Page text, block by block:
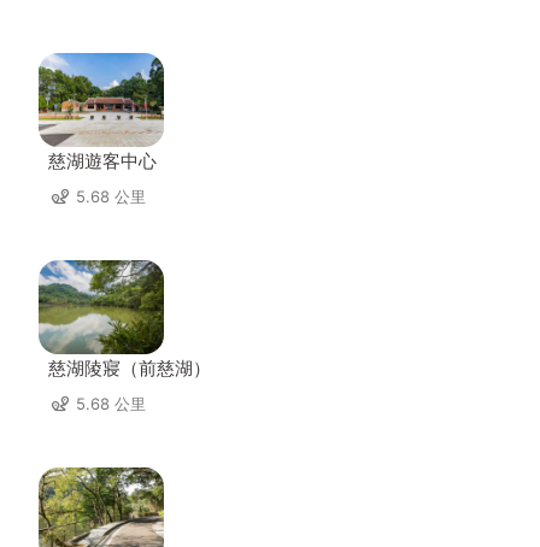
慈湖遊客中心
5.68 公里
慈湖陵寢（前慈湖）
5.68 公里